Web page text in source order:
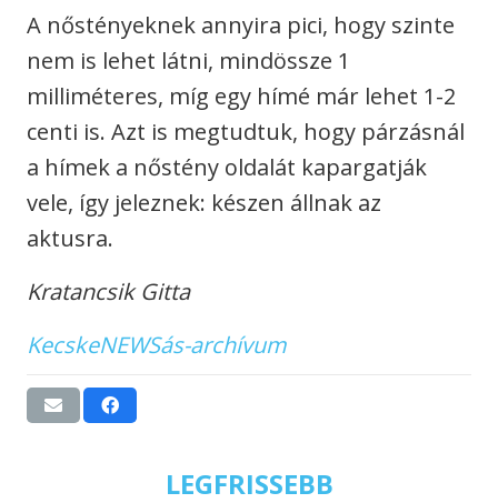
A nőstényeknek annyira pici, hogy szinte
nem is lehet látni, mindössze 1
milliméteres, míg egy hímé már lehet 1-2
centi is. Azt is megtudtuk, hogy párzásnál
a hímek a nőstény oldalát kapargatják
vele, így jeleznek: készen állnak az
aktusra.
Kratancsik Gitta
KecskeNEWSás-archívum
LEGFRISSEBB